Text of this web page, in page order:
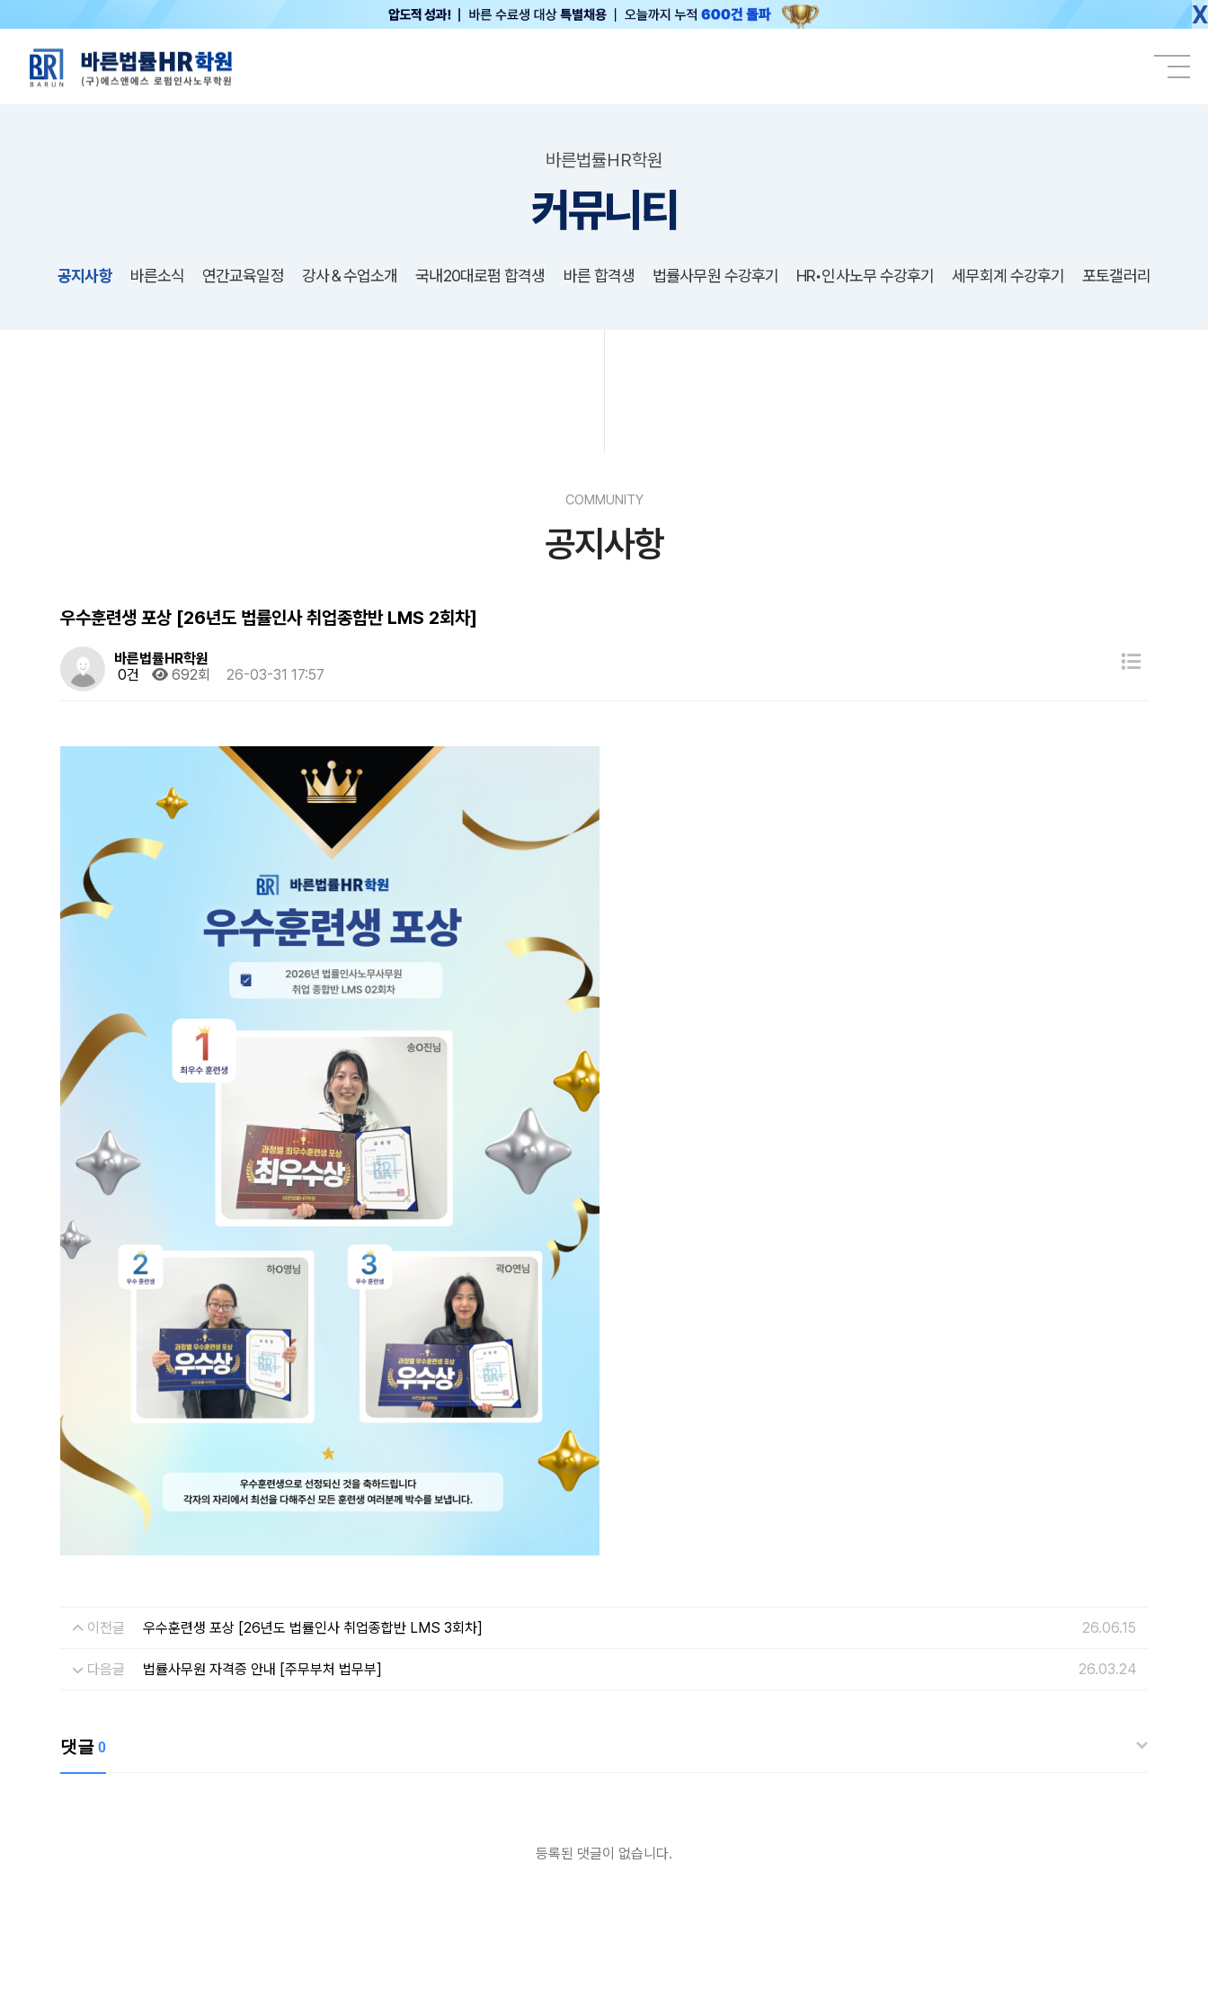
X
바른법률HR학원
커뮤니티
공지사항 바른소식 연간교육일정 강사＆수업소개 국내20대로펌 합격생 바른 합격생 법률사무원 수강후기 HR•인사노무 수강후기 세무회계 수강후기 포토갤러리
COMMUNITY
공지사항
우수훈련생 포상 [26년도 법률인사 취업종합반 LMS 2회차]
바른법률HR학원
0건
692회 26-03-31 17:57
이전글 우수훈련생 포상 [26년도 법률인사 취업종합반 LMS 3회차] 26.06.15
다음글 법률사무원 자격증 안내 [주무부처 법무부] 26.03.24
댓글 0
등록된 댓글이 없습니다.